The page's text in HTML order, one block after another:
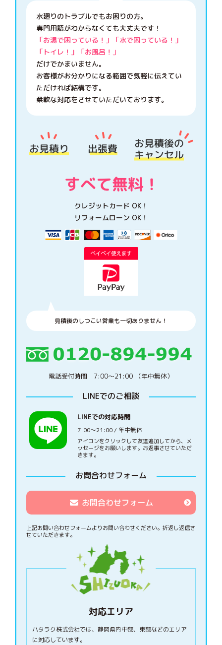
水廻りのトラブルでもお困りの方。
専門用語がわからなくても大丈夫です！
「お湯で困っている！」「水で困っている！」
「トイレ！」「お風呂！」
だけでかまいません。
お客様がお分かりになる範囲で気軽に伝えてい
ただければ結構です。
柔軟な対応をさせていただいております。
クレジットカード OK！
リフォームローン OK！
見積後のしつこい営業も一切ありません！
電話受付時間 7:00〜21:00 （年中無休）
LINEでのご相談
LINEでの対応時間
7:00〜21:00 / 年中無休
アイコンをクリックして友達追加してから、メ
ッセージをお願いします。お返事させていただ
きます。
お問合わせフォーム
お問合わせフォーム
上記お問い合わせフォームよりお問い合わせください。 折返し返信さ
せていただきます。
対応エリア
ハタラク株式会社では、静岡県内中部、東部などのエリア
に対応しています。